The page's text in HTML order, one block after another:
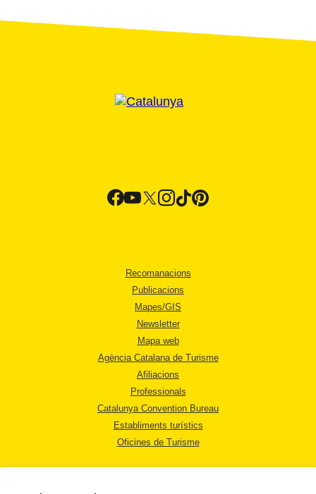
Recomanacions
Publicacions
Mapes/GIS
Newsletter
Mapa web
Agència Catalana de Turisme
Afiliacions
Professionals
Catalunya Convention Bureau
Establiments turístics
Oficines de Turisme